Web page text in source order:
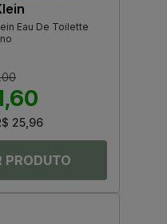
Eau De Toilette
25,96